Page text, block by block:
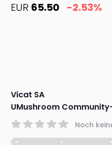
EUR 65.50 -2.53%
Vicat SA
UMushroom
Noch